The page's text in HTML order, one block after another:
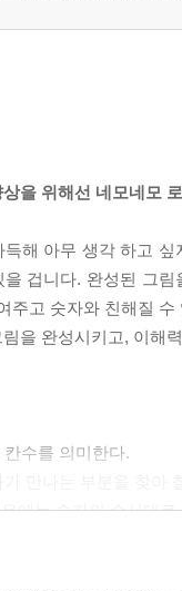
을 위해선 네모네모
해 아무 생각 하고
겁니다. 완성된 그
주고 숫자와 친해질
을 완성시키고, 이해
수를 의미한다.
에는 숫자의 순서대